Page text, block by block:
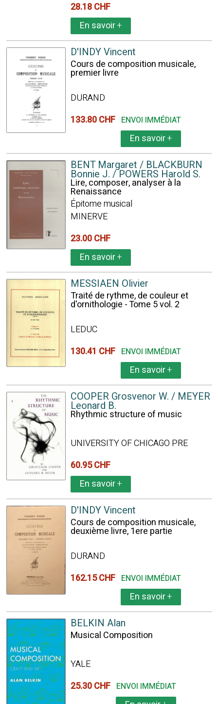
28.18 CHF
En savoir+
D'INDY Vincent
Cours de composition musicale,
premier livre
DURAND
133.80 CHF ENVOI IMMÉDIAT
En savoir+
BENT Margaret / BLACKBURN
Bonnie J. / POWERS Harold S.
Lire, composer, analyser à la
Renaissance
Épitome musical
MINERVE
23.00 CHF
En savoir+
MESSIAEN Olivier
Traité de rythme, de couleur et
d'ornithologie - Tome 5 vol. 2
LEDUC
130.41 CHF ENVOI IMMÉDIAT
En savoir+
COOPER Grosvenor W. / MEYER
Leonard B.
Rhythmic structure of music
UNIVERSITY OF CHICAGO PRE
60.95 CHF
En savoir+
D'INDY Vincent
Cours de composition musicale,
deuxième livre, 1ere partie
DURAND
162.15 CHF ENVOI IMMÉDIAT
En savoir+
BELKIN Alan
Musical Composition
YALE
25.30 CHF ENVOI IMMÉDIAT